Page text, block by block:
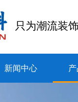
只为潮流装
新闻中心